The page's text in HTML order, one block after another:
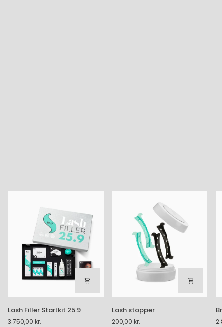
Lash
Filler
Startkit
Lash Filler Startkit 25.9
3.750,00 kr.
Lash
stopper
Lash stopper
200,00 kr.